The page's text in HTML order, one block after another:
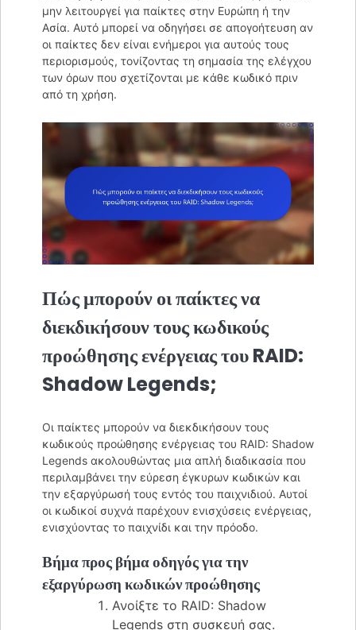
μην λειτουργεί για παίκτες στην Ευρώπη ή την
Ασία. Αυτό μπορεί να οδηγήσει σε απογοήτευση αν
οι παίκτες δεν είναι ενήμεροι για αυτούς τους
περιορισμούς, τονίζοντας τη σημασία της ελέγχου
των όρων που σχετίζονται με κάθε κωδικό πριν
από τη χρήση.
Πώς μπορούν οι παίκτες να
διεκδικήσουν τους κωδικούς
προώθησης ενέργειας του RAID:
Shadow Legends;
Οι παίκτες μπορούν να διεκδικήσουν τους
κωδικούς προώθησης ενέργειας του RAID: Shadow
Legends ακολουθώντας μια απλή διαδικασία που
περιλαμβάνει την εύρεση έγκυρων κωδικών και
την εξαργύρωσή τους εντός του παιχνιδιού. Αυτοί
οι κωδικοί συχνά παρέχουν ενισχύσεις ενέργειας,
ενισχύοντας το παιχνίδι και την πρόοδο.
Βήμα προς βήμα οδηγός για την
εξαργύρωση κωδικών προώθησης
Ανοίξτε το RAID: Shadow
Legends στη συσκευή σας.